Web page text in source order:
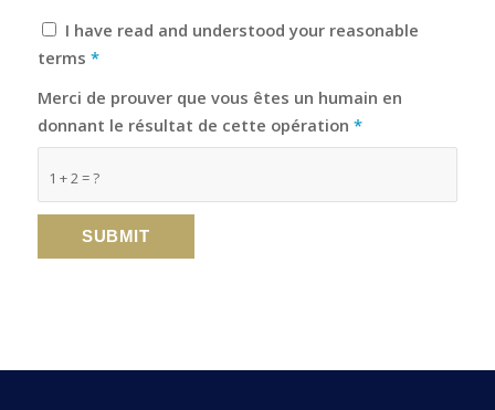
I have read and understood your reasonable
terms *
1 + 2 = ?
Merci de prouver que vous êtes un humain en
donnant le résultat de cette opération *